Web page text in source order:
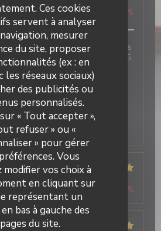
Ces cookies
servent à analyser
mesurer
du site, proposer
(ex : en
les réseaux sociaux)
des publicités ou
personnalisés.
« Tout accepter »,
refuser » ou «
» pour gérer
Vous
modifier vos choix à
en cliquant sur
représentant un
bas à gauche des
pages du site.
Couverts 3
: 5/5 Cuisine: 5/5 Qualité / Prix /5
il y a presque 30 ans, mes grands
fidèles de Mimi. Cela fait 15
revenue dans la région et j’ai
découvrir ce lieu à ma famille.
la nostalgie et surtout le
était là. Très agréablement
était toujours présente en
toujours aussi bonnes et le
Couverts 2
: 5 /5 Cuisine: 5/5 Qualité / Prix /5